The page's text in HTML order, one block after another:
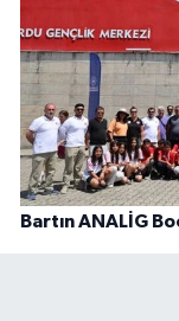
Bartın ANALİG